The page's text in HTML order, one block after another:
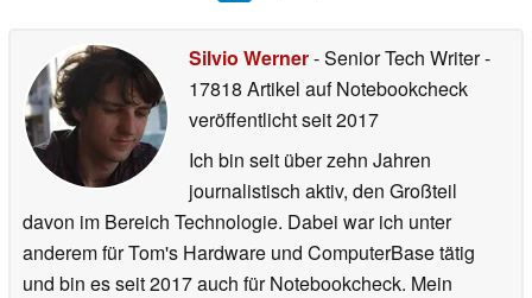
Silvio Werner- Senior Tech Writer-
17818 Artikel auf Notebookcheck
veröffentlichtseit 2017
Ich bin seit über zehn Jahren
journalistisch aktiv, den Großteil
davon im Bereich Technologie. Dabei war ich unter
anderem für Tom's Hardware und ComputerBase tätig
und bin es seit 2017 auch für Notebookcheck. Mein